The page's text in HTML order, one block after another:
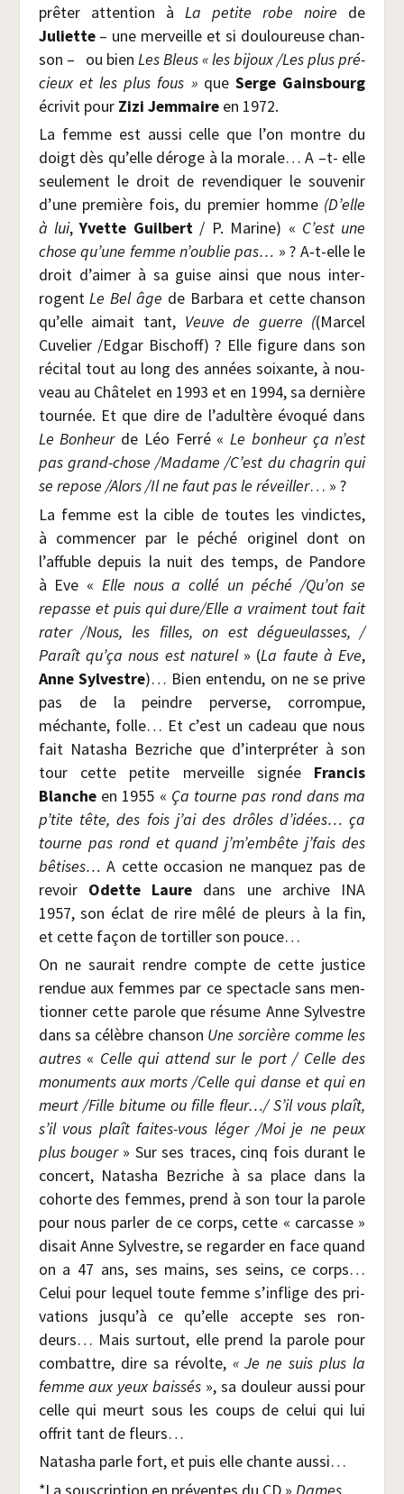
prê­ter atten­tion à La petite robe noire de
Juliette – une mer­veille et si dou­lou­reuse chan­
son –
ou bien Les Bleus « les bijoux /​Les plus pré­
cieux et les plus fous »queSerge Gains­bourg
écri­vit pour Zizi Jem­maireen 1972.
La femme est aus­si celle que l’on montre du
doigt dès qu’elle déroge à la morale… A –t- elle
seule­ment le droit de reven­di­quer le sou­ve­nir
d’une pre­mière fois, du pre­mier homme (D’elle
à lui,Yvette Guil­bert/ P. Marine) « C’est une
chose qu’une femme n’oublie pas… » ? A‑t-elle le
droit d’aimer à sa guise ain­si que nous inter­
rogentLe Bel âge de Bar­ba­ra et cette chan­son
qu’elle aimait tant, Veuve de guerre ((Mar­cel
Cuve­lier /​Edgar Bischoff) ? Elle figure dans son
réci­tal tout au long des années soixante, à nou­
veau au Châ­te­let en 1993 et en 1994, sa der­nière
tour­née. Et que dire de l’adultère évo­qué dans
Le Bon­heurde Léo Fer­ré «Le bon­heur ça n’est
pas grand-chose /​Madame /​C’est du cha­grin qui
se repose /​Alors /​Il ne faut pas le réveiller… » ?
La femme est la cible de toutes les vin­dictes,
à com­men­cer par le péché ori­gi­nel dont on
l’affuble depuis la nuit des temps, de Pan­dore
à Eve « Elle nous a col­lé un péché /​Qu’on se
repasse et puis qui dure/​Elle a vrai­ment tout fait
rater /​Nous, les filles, on est dégueu­lasses, /​
Paraît qu’­ça nous est natu­rel » (La faute à Eve,
Anne Syl­vestre)… Bien enten­du, on ne se prive
pas de la peindre per­verse, cor­rom­pue,
méchante, folle… Et c’est un cadeau que nous
fait Nata­sha Bez­riche que d’interpréter à son
tour cette petite mer­veille signée Fran­cis
Blancheen 1955 « Ça tourne pas rond dans ma
p’tite tête, des fois j’ai des drôles d’idées… ça
tourne pas rond et quand j’m’embête j’fais des
bêtises…A cette occa­sion ne man­quez pas de
revoir Odette Laure dans une archive INA
1957, son éclat de rire mêlé de pleurs à la fin,
et cette façon de tor­tiller son pouce…
On ne sau­rait rendre compte de cette jus­tice
ren­due aux femmes par ce spec­tacle sans men­
tion­ner cette parole que résume Anne Syl­vestre
dans sa célèbre chan­son Une sor­cière comme les
autres« Celle qui attend sur le port / Celle des
monu­ments aux morts /​Celle qui danse et qui en
meurt /​Fille bitume ou fille fleur…/S’il vous plaît,
s’il vous plaît faites-vous léger /​Moi je ne peux
plus bou­ger » Sur ses traces, cinq fois durant le
concert, Nata­sha Bez­riche à sa place dans la
cohorte des femmes, prend à son tour la parole
pour nous par­ler de ce corps, cette « car­casse »
disait Anne Syl­vestre, se regar­der en face quand
on a 47 ans, ses mains, ses seins, ce corps…
Celui pour lequel toute femme s’inflige des pri­
va­tions jusqu’à ce qu’elle accepte ses ron­
deurs… Mais sur­tout, elle prend la parole pour
com­battre, dire sa révolte, « Je ne suis plus la
femme aux yeux bais­sés », sa dou­leur aus­si pour
celle qui meurt sous les coups de celui qui lui
offrit tant de fleurs…
Nata­sha parle fort, et puis elle chante aussi…